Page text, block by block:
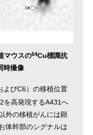
マウスの64Cu標識抗
時撮像
よびC6）の移植位置
を高発現するA431へ
外の移植がんには顕
体幹部のシグナルは